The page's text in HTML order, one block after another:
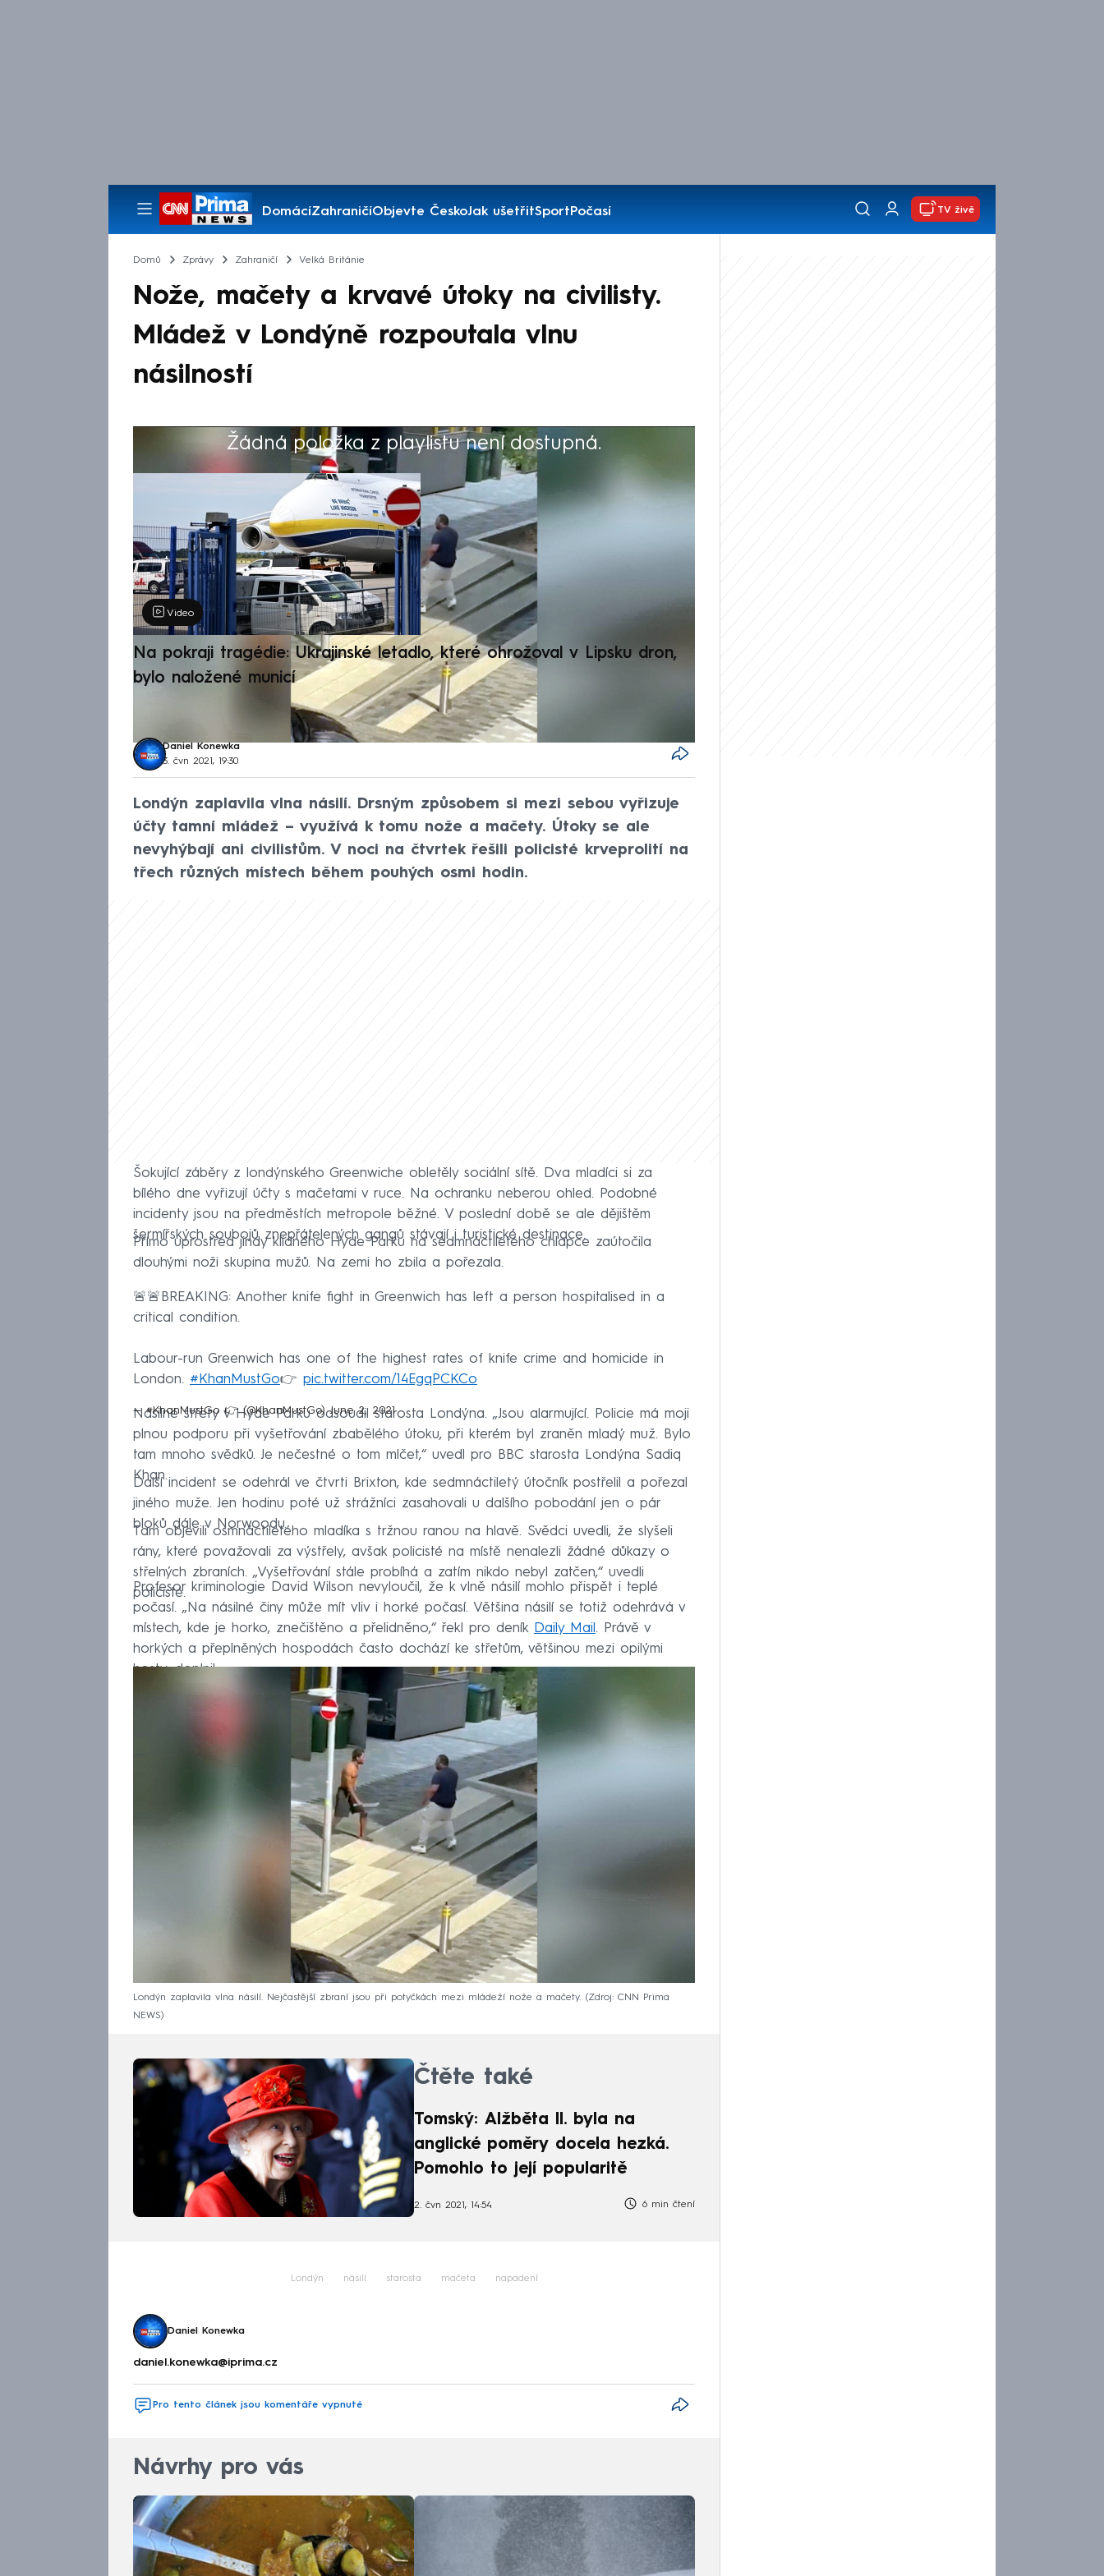
DomácíZahraničíObjevte ČeskoJak ušetřitSportPočasí
Pořady
TV živě
Domů Zprávy Zahraničí Velká Británie
Nože, mačety a krvavé útoky na civilisty.
Mládež v Londýně rozpoutala vlnu
násilností
Žádná položka z playlistu není dostupná.
Výběr redakce
Video
Na pokraji tragédie: Ukrajinské letadlo, které ohrožoval v Lipsku dron,
bylo naložené municí
Daniel Konewka
3. čvn 2021, 19:30
Londýn zaplavila vlna násilí. Drsným způsobem si mezi sebou vyřizuje
účty tamní mládež – využívá k tomu nože a mačety. Útoky se ale
nevyhýbají ani civilistům. V noci na čtvrtek řešili policisté krveprolití na
třech různých místech během pouhých osmi hodin.
Šokující záběry z londýnského Greenwiche obletěly sociální sítě. Dva mladíci si za
bílého dne vyřizují účty s mačetami v ruce. Na ochranku neberou ohled. Podobné
incidenty jsou na předměstích metropole běžné. V poslední době se ale dějištěm
šermířských soubojů znepřátelených gangů stávají i turistické destinace.
Přímo uprostřed jindy klidného Hyde Parku na sedmnáctiletého chlapce zaútočila
dlouhými noži skupina mužů. Na zemi ho zbila a pořezala.
🚨🚨BREAKING: Another knife fight in Greenwich has left a person hospitalised in a
critical condition.
Labour-run Greenwich has one of the highest rates of knife crime and homicide in
London. #KhanMustGo👉 pic.twitter.com/14EgqPCKCo
— #KhanMustGo 👉 (@KhanMustGo)June 2, 2021
Násilné střety v Hyde Parku odsoudil starosta Londýna. „Jsou alarmující. Policie má moji
plnou podporu při vyšetřování zbabělého útoku, při kterém byl zraněn mladý muž. Bylo
tam mnoho svědků. Je nečestné o tom mlčet,“ uvedl pro BBC starosta Londýna Sadiq
Khan.
Další incident se odehrál ve čtvrti Brixton, kde sedmnáctiletý útočník postřelil a pořezal
jiného muže. Jen hodinu poté už strážníci zasahovali u dalšího pobodání jen o pár
bloků dále v Norwoodu.
Tam objevili osmnáctiletého mladíka s tržnou ranou na hlavě. Svědci uvedli, že slyšeli
rány, které považovali za výstřely, avšak policisté na místě nenalezli žádné důkazy o
střelných zbraních. „Vyšetřování stále probíhá a zatím nikdo nebyl zatčen,“ uvedli
policisté.
Profesor kriminologie David Wilson nevyloučil, že k vlně násilí mohlo přispět i teplé
počasí. „Na násilné činy může mít vliv i horké počasí. Většina násilí se totiž odehrává v
místech, kde je horko, znečištěno a přelidněno,“ řekl pro deník Daily Mail . Právě v
horkých a přeplněných hospodách často dochází ke střetům, většinou mezi opilými
hosty, doplnil.
Londýn zaplavila vlna násilí. Nejčastější zbraní jsou při potyčkách mezi mládeží nože a mačety.
Zdroj: CNN Prima
NEWS
Čtěte také
Tomský: Alžběta II. byla na
anglické poměry docela hezká.
Pomohlo to její popularitě
2. čvn 2021, 14:54 6 min čtení
Londýn násilí starosta mačeta napadení
Daniel Konewka
daniel.konewka@iprima.cz
Pro tento článek jsou komentáře vypnuté
Návrhy pro vás